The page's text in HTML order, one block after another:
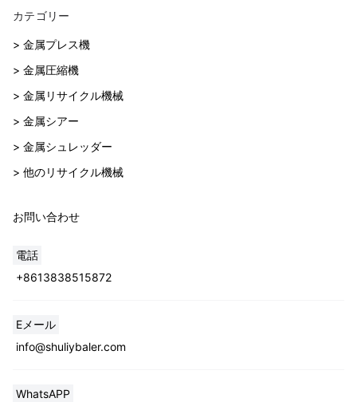
カテゴリー
> 金属プレス機
> 金属圧縮機
> 金属リサイクル機械
> 金属シアー
> 金属シュレッダー
> 他のリサイクル機械
お問い合わせ
電話
+8613838515872
Eメール
info@shuliybaler.com
WhatsAPP